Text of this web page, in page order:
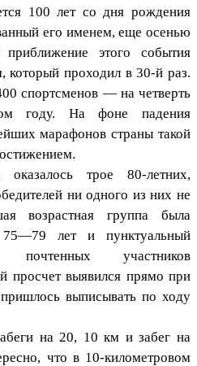
100 лет со дня рождения
его именем, еще осенью
этого события
проходил в 30-й раз.
спортсменов — на четверть
году. На фоне падения
марафонов страны такой
оказалось трое 80-летних,
ни одного из них не
возрастная группа была
75—79 лет и пунктуальный
почтенных участников
просчет выявился прямо при
выписывать по ходу
на 20, 10 км и забег на
что в 10-километровом